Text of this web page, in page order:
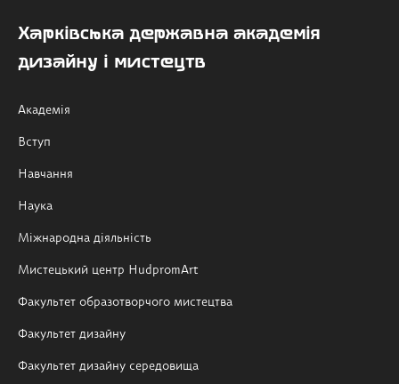
Харківська державна академія
дизайну і мистецтв
Академія
Вступ
Навчання
Наука
Міжнародна діяльність
Мистецький центр HudpromArt
Факультет образотворчого мистецтва
Факультет дизайну
Факультет дизайну середовища